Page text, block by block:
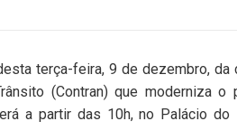
terça-feira, 9 de dezembro, da
(Contran) que moderniza o
a partir das 10h, no Palácio do